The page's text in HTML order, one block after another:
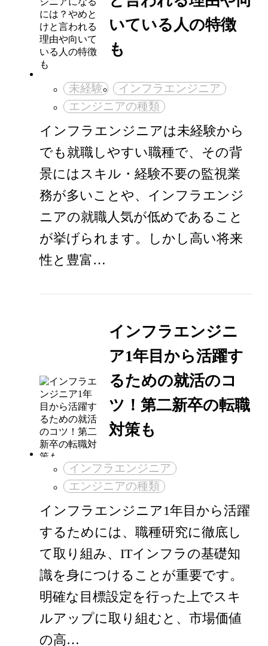
いている人の特徴
も
未経験
インフラエンジニア
エンジニアの種類
インフラエンジニアは未経験から
でも就職しやすい職種で、その背
景にはスキル・経験不要の監視業
務が多いことや、インフラエンジ
ニアの就職人気が低めであること
が挙げられます。しかし高い将来
性と豊富…
インフラエンジニ
ア1年目から活躍す
るための就活のコ
ツ！第二新卒の転職
対策も
インフラエンジニア
エンジニアの種類
インフラエンジニア1年目から活躍
するためには、職種研究に徹底し
て取り組み、ITインフラの基礎知
識を身につけることが重要です。
明確な目標設定を行った上でスキ
ルアップに取り組むと、市場価値
の高…